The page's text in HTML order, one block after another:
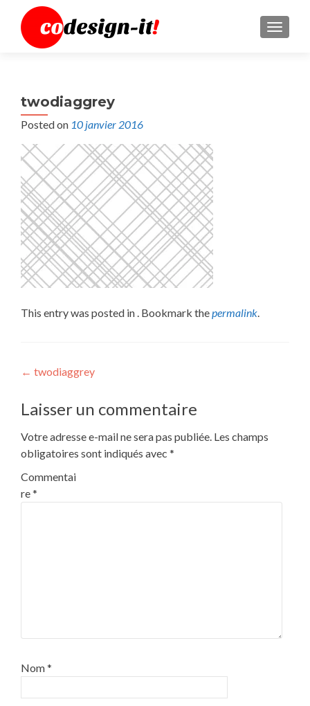
MENU
twodiaggrey
Posted on 10 janvier 2016
This entry was posted in . Bookmark thepermalink.
Post
navigation
← twodiaggrey
Laisser un commentaire
Votre adresse e-mail ne sera pas publiée. Les champs
obligatoires sont indiqués avec *
Commentai
re*
Nom*